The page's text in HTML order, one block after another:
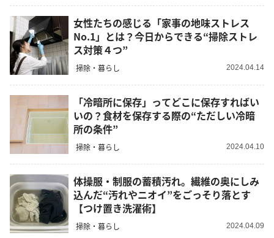
女性たちの感じる「家事の地味ストレス
No.1」とは？今日からできる“掃除ストレ
ス対策４つ”
掃除・暮らし 2024.04.14
「冷暗所に保存」ってどこに保存すればい
いの？食材を保存する際の“ただしい冷暗
所の条件”
掃除・暮らし 2024.04.10
体操服・制服の蓄積汚れ。繊維の奥にしみ
込んだ“汚れやニオイ”をごっそり落とす
【つけ置き洗濯術】
掃除・暮らし 2024.04.09